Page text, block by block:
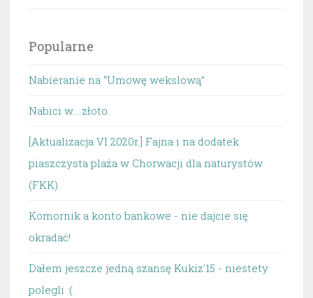
Popularne
Nabieranie na “Umowę wekslową”
Nabici w... złoto.
[Aktualizacja VI 2020r.] Fajna i na dodatek
piaszczysta plaża w Chorwacji dla naturystów
(FKK).
Komornik a konto bankowe - nie dajcie się
okradać!
Dałem jeszcze jedną szansę Kukiz'15 - niestety
polegli :(